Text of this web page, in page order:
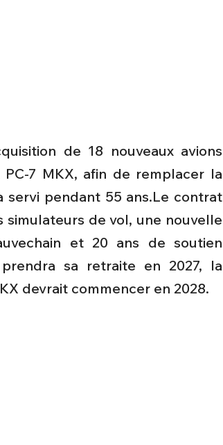
de 18 nouveaux avions
7 MKX, afin de remplacer la
servi pendant 55 ans.Le contrat
de vol, une nouvelle
et 20 ans de soutien
sa retraite en 2027, la
devrait commencer en 2028.